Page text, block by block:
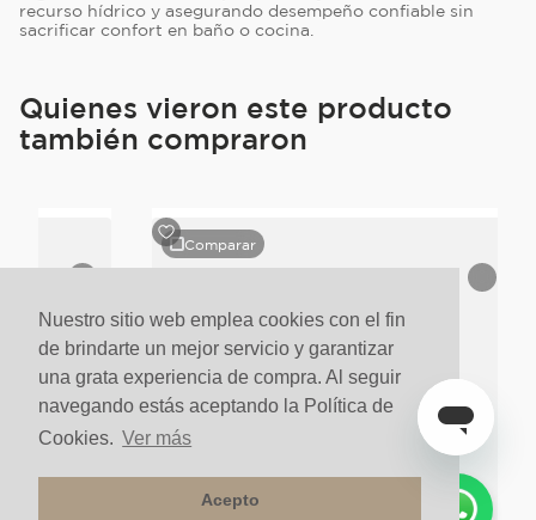
Nuestro sitio web emplea cookies con el fin
de brindarte un mejor servicio y garantizar
una grata experiencia de compra. Al seguir
navegando estás aceptando la Política de
Cookies. Ver más
Acepto
recurso hídrico y asegurando desempeño confiable sin
sacrificar confort en baño o cocina.
Quienes vieron este producto
también compraron
Comparar